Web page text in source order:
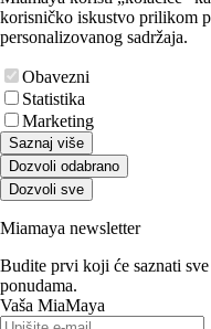
korisničko iskustvo prilikom
personalizovanog sadržaja.
Obavezni
Statistika
Marketing
Saznaj više
Dozvoli odabrano
Dozvoli sve
Miamaya newsletter
Budite prvi koji će saznati
ponudama.
Vaša MiaMaya